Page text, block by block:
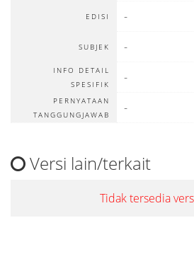
EDISI -
SUBJEK -
INFO DETAIL
SPESIFIK
-
PERNYATAAN
TANGGUNGJAWAB
-
Versi lain/terkait
Tidak tersedia